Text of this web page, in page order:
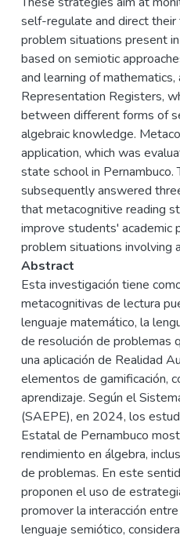
self-regulate and direct
problem situations present
based on semiotic
and learning of
Representation Registers,
between different forms of
algebraic knowledge.
application, which was
state school in
subsequently answered
that metacognitive reading
improve students' academic
problem situations involving
Abstract
Esta investigación tiene
metacognitivas de lectura
lenguaje matemático, la
de resolución de problemas
una aplicación de Realidad
elementos de gamificación,
aprendizaje. Según el
(SAEPE), en 2024, los
Estatal de Pernambuco
rendimiento en álgebra,
de problemas. En este
proponen el uso de
promover la interacción
lenguaje semiótico,